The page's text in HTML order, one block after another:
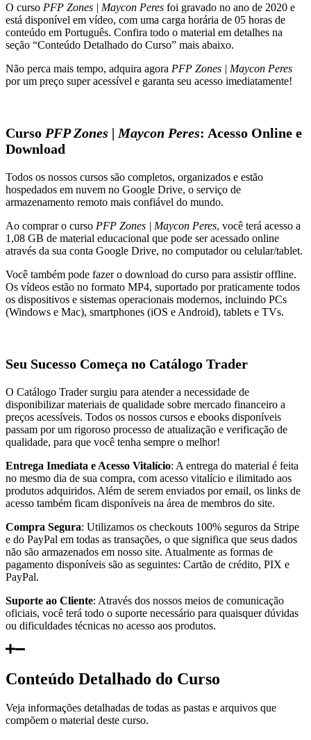
O curso PFP Zones | Maycon Peres foi gravado no ano de 2020 e
está disponível em vídeo, com uma carga horária de 05 horas de
conteúdo em Português. Confira todo o material em detalhes na
seção “Conteúdo Detalhado do Curso” mais abaixo.
Não perca mais tempo, adquira agora PFP Zones | Maycon Peres
por um preço super acessível e garanta seu acesso imediatamente!
Curso PFP Zones | Maycon Peres: Acesso Online e
Download
Todos os nossos cursos são completos, organizados e estão
hospedados em nuvem no Google Drive, o serviço de
armazenamento remoto mais confiável do mundo.
Ao comprar o curso PFP Zones | Maycon Peres, você terá acesso a
1,08 GB de material educacional que pode ser acessado online
através da sua conta Google Drive, no computador ou celular/tablet.
Você também pode fazer o download do curso para assistir offline.
Os vídeos estão no formato MP4, suportado por praticamente todos
os dispositivos e sistemas operacionais modernos, incluindo PCs
(Windows e Mac), smartphones (iOS e Android), tablets e TVs.
Seu Sucesso Começa no Catálogo Trader
O Catálogo Trader surgiu para atender a necessidade de
disponibilizar materiais de qualidade sobre mercado financeiro a
preços acessíveis. Todos os nossos cursos e ebooks disponíveis
passam por um rigoroso processo de atualização e verificação de
qualidade, para que você tenha sempre o melhor!
Entrega Imediata e Acesso Vitalício: A entrega do material é feita
no mesmo dia de sua compra, com acesso vitalício e ilimitado aos
produtos adquiridos. Além de serem enviados por email, os links de
acesso também ficam disponíveis na área de membros do site.
Compra Segura: Utilizamos os checkouts 100% seguros da Stripe
e do PayPal em todas as transações, o que significa que seus dados
não são armazenados em nosso site. Atualmente as formas de
pagamento disponíveis são as seguintes: Cartão de crédito, PIX e
PayPal.
Suporte ao Cliente: Através dos nossos meios de comunicação
oficiais, você terá todo o suporte necessário para quaisquer dúvidas
ou dificuldades técnicas no acesso aos produtos.
Conteúdo Detalhado do Curso
Veja informações detalhadas de todas as pastas e arquivos que
compõem o material deste curso.